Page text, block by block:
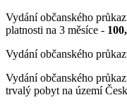
Vydání občanského
platnosti na 3 měsíce -
Vydání občanského
Vydání občanského
trvalý pobyt na území